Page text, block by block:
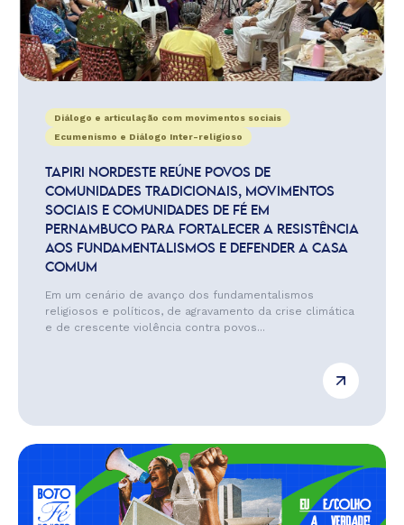
Diálogo e articulação com movimentos sociais
Ecumenismo e Diálogo Inter-religioso
TAPIRI NORDESTE REÚNE POVOS DE
COMUNIDADES TRADICIONAIS, MOVIMENTOS
SOCIAIS E COMUNIDADES DE FÉ EM
PERNAMBUCO PARA FORTALECER A RESISTÊNCIA
AOS FUNDAMENTALISMOS E DEFENDER A CASA
COMUM
Em um cenário de avanço dos fundamentalismos
religiosos e políticos, de agravamento da crise climática
e de crescente violência contra povos...